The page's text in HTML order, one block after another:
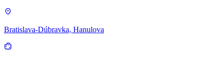
Bratislava-Dúbravka, Hanulova